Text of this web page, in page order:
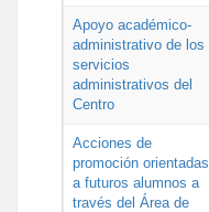
Apoyo académico-
administrativo de los
servicios
administrativos del
Centro
Acciones de
promoción orientadas
a futuros alumnos a
través del Área de